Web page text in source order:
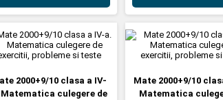
2000+9/10 clasa a IV-
Matematica culegere de
Mate 2000+9/10
Matematica